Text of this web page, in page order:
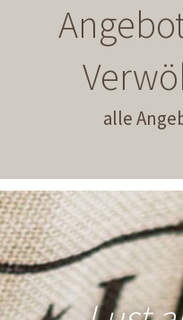
alle